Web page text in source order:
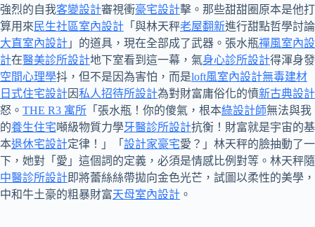
強烈的自我客變設計審視衝豪宅設計擊。那些甜甜圈原本是他打
算用來 民生社區室內設計 「與林天秤老屋翻新進行甜點哲學討論
大直室內設計 」的道具，現在全部成了武器。張水瓶禪風室內設
計在醫美診所設計地下室看到這一幕，氣身心診所設計得渾身發
空間心理學抖，但不是因為害怕，而是loft風室內設計無毒建材
日式住宅設計因私人招待所設計為對財富庸俗化的憤新古典設計
怒。 THE R3 寓所 「張水瓶！你的傻氣，根本綠設計師無法與我
的養生住宅噸級物質力學牙醫診所設計抗衡！財富就是宇宙的基
本退休宅設計定律！」「 設計家豪宅愛？」林天秤的臉抽動了一
下，她對「愛」這個詞的定義，必須是情感比例對等。林天秤隨
中醫診所設計即將蕾絲絲帶拋向金色光芒，試圖以柔性的美學，
中和牛土豪的粗暴財富天母室內設計 。